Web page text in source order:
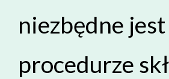
niezbędne
procedurze